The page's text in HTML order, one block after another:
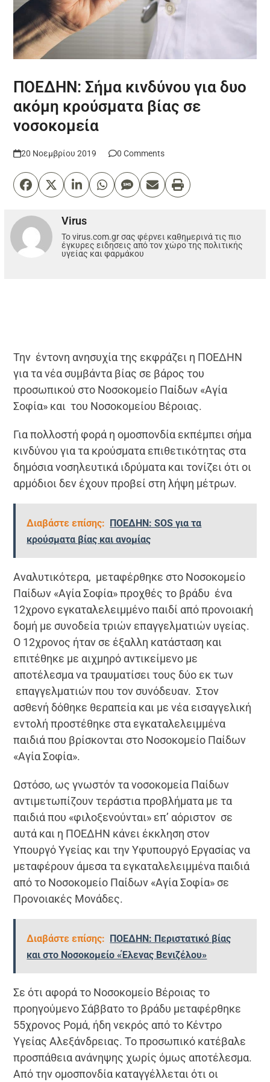
ΠΟΕΔΗΝ: Σήμα κινδύνου για δυο
ακόμη κρούσματα βίας σε
νοσοκομεία
20 Νοεμβρίου 2019 0 Comments
Virus
Το virus.com.gr σας φέρνει καθημερινά τις πιο
έγκυρες ειδησεις από τον χώρο της πολιτικής
υγείας και φαρμάκου
Την έντονη ανησυχία της εκφράζει η ΠΟΕΔΗΝ
για τα νέα συμβάντα βίας σε βάρος του
προσωπικού στο Νοσοκομείο Παίδων «Αγία
Σοφία» και του Νοσοκομείου Βέροιας.
Για πολλοστή φορά η ομοσπονδία εκπέμπει σήμα
κινδύνου για τα κρούσματα επιθετικότητας στα
δημόσια νοσηλευτικά ιδρύματα και τονίζει ότι οι
αρμόδιοι δεν έχουν προβεί στη λήψη μέτρων.
Διαβάστε επίσης: ΠΟΕΔΗΝ: SOS για τα
κρούσματα βίας και ανομίας
Αναλυτικότερα, μεταφέρθηκε στο Νοσοκομείο
Παίδων «Αγία Σοφία» προχθές το βράδυ ένα
12χρονο εγκαταλελειμμένο παιδί από προνοιακή
δομή με συνοδεία τριών επαγγελματιών υγείας.
Ο 12χρονος ήταν σε έξαλλη κατάσταση και
επιτέθηκε με αιχμηρό αντικείμενο με
αποτέλεσμα να τραυματίσει τους δύο εκ των
επαγγελματιών που τον συνόδευαν. Στον
ασθενή δόθηκε θεραπεία και με νέα εισαγγελική
εντολή προστέθηκε στα εγκαταλελειμμένα
παιδιά που βρίσκονται στο Νοσοκομείο Παίδων
«Αγία Σοφία».
Ωστόσο, ως γνωστόν τα νοσοκομεία Παίδων
αντιμετωπίζουν τεράστια προβλήματα με τα
παιδιά που «φιλοξενούνται» επ’ αόριστον σε
αυτά και η ΠΟΕΔΗΝ κάνει έκκληση στον
Υπουργό Υγείας και την Υφυπουργό Εργασίας να
μεταφέρουν άμεσα τα εγκαταλελειμμένα παιδιά
από το Νοσοκομείο Παίδων «Αγία Σοφία» σε
Προνοιακές Μονάδες.
Διαβάστε επίσης: ΠΟΕΔΗΝ: Περιστατικό βίας
και στο Νοσοκομείο «Έλενας Βενιζέλου»
Σε ότι αφορά το Νοσοκομείο Βέροιας το
προηγούμενο Σάββατο το βράδυ μεταφέρθηκε
55χρονος Ρομά, ήδη νεκρός από το Κέντρο
Υγείας Αλεξάνδρειας. Το προσωπικό κατέβαλε
προσπάθεια ανάνηψης χωρίς όμως αποτέλεσμα.
Από την ομοσπονδία καταγγέλλεται ότι οι